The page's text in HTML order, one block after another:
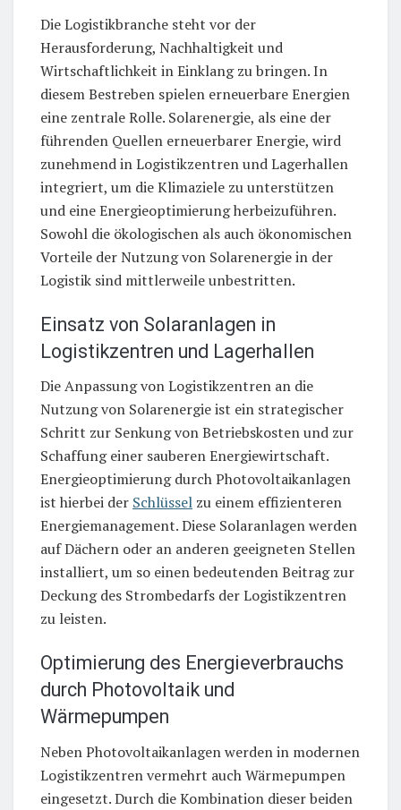
Die Logistikbranche steht vor der
Herausforderung, Nachhaltigkeit und
Wirtschaftlichkeit in Einklang zu bringen. In
diesem Bestreben spielen erneuerbare Energien
eine zentrale Rolle. Solarenergie, als eine der
führenden Quellen erneuerbarer Energie, wird
zunehmend in Logistikzentren und Lagerhallen
integriert, um die Klimaziele zu unterstützen
und eine Energieoptimierung herbeizuführen.
Sowohl die ökologischen als auch ökonomischen
Vorteile der Nutzung von Solarenergie in der
Logistik sind mittlerweile unbestritten.
Einsatz von Solaranlagen in
Logistikzentren und Lagerhallen
Die Anpassung von Logistikzentren an die
Nutzung von Solarenergie ist ein strategischer
Schritt zur Senkung von Betriebskosten und zur
Schaffung einer sauberen Energiewirtschaft.
Energieoptimierung durch Photovoltaikanlagen
ist hierbei der Schlüssel zu einem effizienteren
Energiemanagement. Diese Solaranlagen werden
auf Dächern oder an anderen geeigneten Stellen
installiert, um so einen bedeutenden Beitrag zur
Deckung des Strombedarfs der Logistikzentren
zu leisten.
Optimierung des Energieverbrauchs
durch Photovoltaik und
Wärmepumpen
Neben Photovoltaikanlagen werden in modernen
Logistikzentren vermehrt auch Wärmepumpen
eingesetzt. Durch die Kombination dieser beiden